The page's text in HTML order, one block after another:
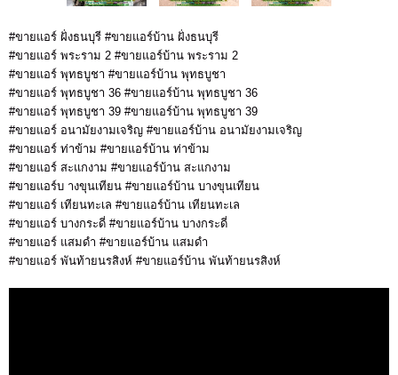
#ขายแอร์ ฝั่งธนบุรี #ขายแอร์บ้าน ฝั่งธนบุรี
#ขายแอร์ พระราม 2 #ขายแอร์บ้าน พระราม 2
#ขายแอร์ พุทธบูชา #ขายแอร์บ้าน พุทธบูชา
#ขายแอร์ พุทธบูชา 36 #ขายแอร์บ้าน พุทธบูชา 36
#ขายแอร์ พุทธบูชา 39 #ขายแอร์บ้าน พุทธบูชา 39
#ขายแอร์ อนามัยงามเจริญ #ขายแอร์บ้าน อนามัยงามเจริญ
#ขายแอร์ ท่าข้าม #ขายแอร์บ้าน ท่าข้าม
#ขายแอร์ สะแกงาม #ขายแอร์บ้าน สะแกงาม
#ขายแอร์บ างขุนเทียน #ขายแอร์บ้าน บางขุนเทียน
#ขายแอร์ เทียนทะเล #ขายแอร์บ้าน เทียนทะเล
#ขายแอร์ บางกระดี่ #ขายแอร์บ้าน บางกระดี่
#ขายแอร์ แสมดำ #ขายแอร์บ้าน แสมดำ
#ขายแอร์ พันท้ายนรสิงห์ #ขายแอร์บ้าน พันท้ายนรสิงห์